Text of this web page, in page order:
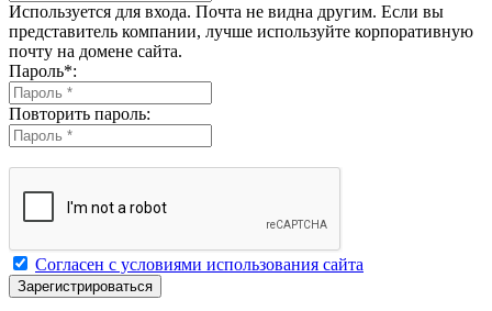
Используется для входа. Почта не видна другим. Если вы
представитель компании, лучше используйте корпоративную
почту на домене сайта.
Пароль*:
Повторить пароль:
Согласен с условиями использования сайта